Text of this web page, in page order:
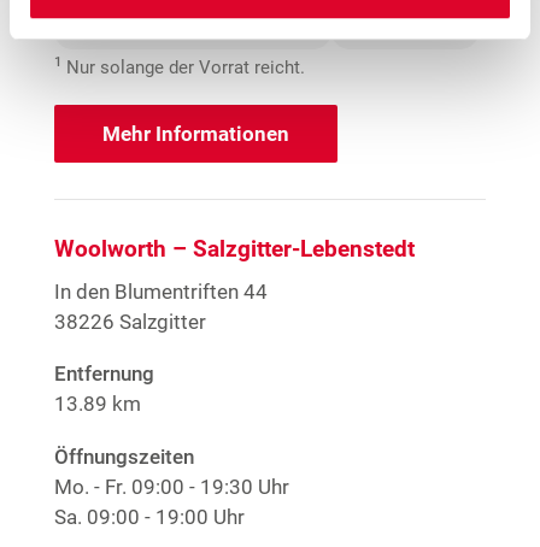
1 Nur solange der Vorrat reicht.
Mehr Informationen
Woolworth – Salzgitter-Lebenstedt
In den Blumentriften 44
38226 Salzgitter
Entfernung
13.89 km
Öffnungszeiten
Mo. - Fr. 09:00 - 19:30 Uhr
Sa. 09:00 - 19:00 Uhr